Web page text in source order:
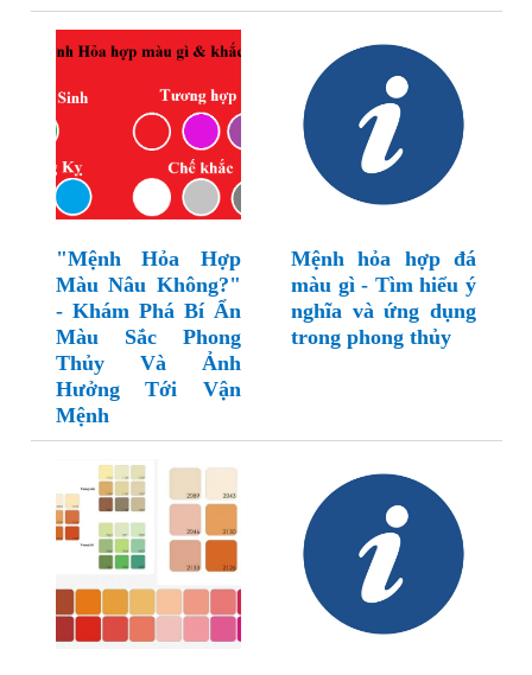
"Mệnh Hỏa Hợp
Màu Nâu Không?"
- Khám Phá Bí Ẩn
Màu Sắc Phong
Thủy Và Ảnh
Hưởng Tới Vận
Mệnh
Mệnh hỏa hợp đá
màu gì - Tìm hiểu ý
nghĩa và ứng dụng
trong phong thủy